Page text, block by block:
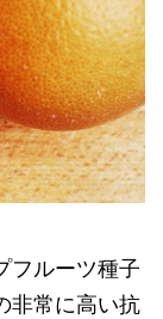
フルーツ種子
非常に高い抗